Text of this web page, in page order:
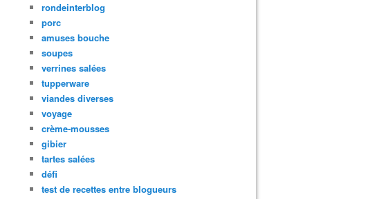
rondeinterblog
porc
amuses bouche
soupes
verrines salées
tupperware
viandes diverses
voyage
crème-mousses
gibier
tartes salées
défi
test de recettes entre blogueurs